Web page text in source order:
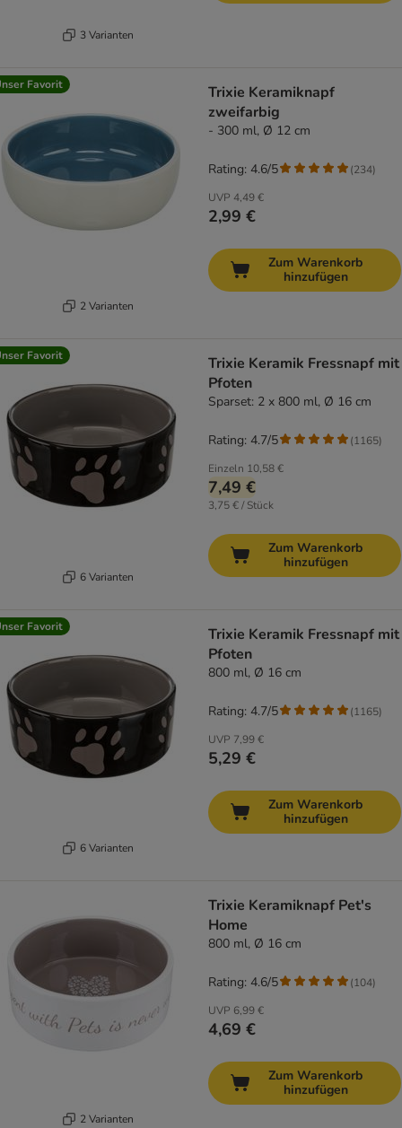
3 Varianten
Favorit
2 Varianten
Trixie Keramiknapf
zweifarbig
- 300 ml, Ø 12 cm
UVP 4,49 €
2,99 €
Rating: 4.6/5 (234)
Zum Warenkorb
hinzufügen
Favorit
6 Varianten
Trixie Keramik Fressnapf mit
Pfoten
Sparset: 2 x 800 ml, Ø 16 cm
Einzeln 10,58 €
7,49 €
3,75 € / Stück
Rating: 4.7/5 (1165)
Zum Warenkorb
hinzufügen
Favorit
6 Varianten
Trixie Keramik Fressnapf mit
Pfoten
800 ml, Ø 16 cm
UVP 7,99 €
5,29 €
Rating: 4.7/5 (1165)
Zum Warenkorb
hinzufügen
2 Varianten
Trixie Keramiknapf Pet's
Home
800 ml, Ø 16 cm
UVP 6,99 €
4,69 €
Rating: 4.6/5 (104)
Zum Warenkorb
hinzufügen